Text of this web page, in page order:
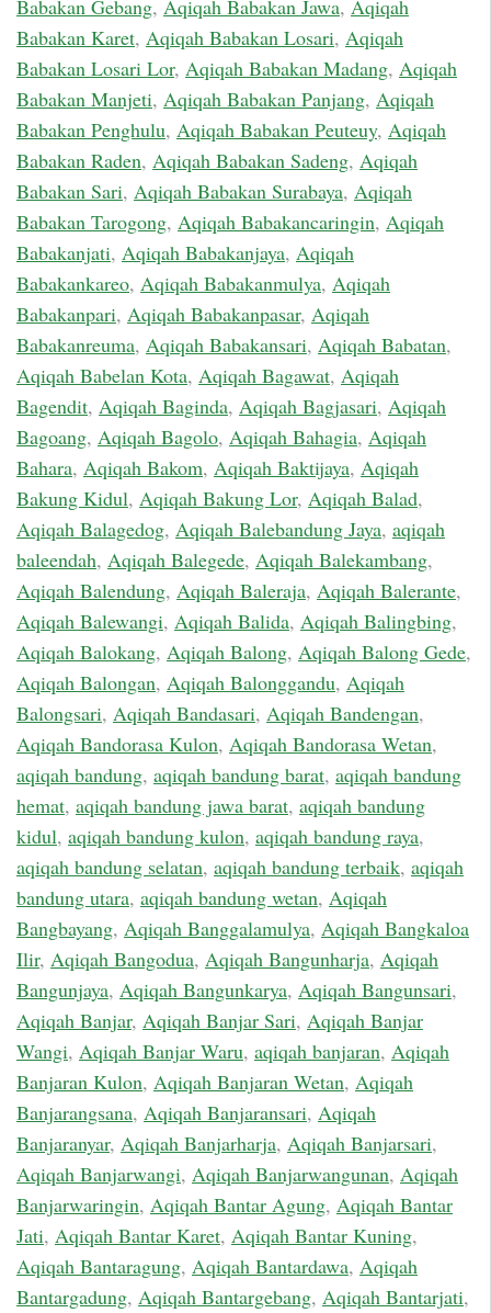
Babakan Gebang, Aqiqah Babakan Jawa, Aqiqah
Babakan Karet, Aqiqah Babakan Losari, Aqiqah
Babakan Losari Lor, Aqiqah Babakan Madang, Aqiqah
Babakan Manjeti, Aqiqah Babakan Panjang, Aqiqah
Babakan Penghulu, Aqiqah Babakan Peuteuy, Aqiqah
Babakan Raden, Aqiqah Babakan Sadeng, Aqiqah
Babakan Sari, Aqiqah Babakan Surabaya, Aqiqah
Babakan Tarogong, Aqiqah Babakancaringin, Aqiqah
Babakanjati, Aqiqah Babakanjaya, Aqiqah
Babakankareo, Aqiqah Babakanmulya, Aqiqah
Babakanpari, Aqiqah Babakanpasar, Aqiqah
Babakanreuma, Aqiqah Babakansari, Aqiqah Babatan,
Aqiqah Babelan Kota, Aqiqah Bagawat, Aqiqah
Bagendit, Aqiqah Baginda, Aqiqah Bagjasari, Aqiqah
Bagoang, Aqiqah Bagolo, Aqiqah Bahagia, Aqiqah
Bahara, Aqiqah Bakom, Aqiqah Baktijaya, Aqiqah
Bakung Kidul, Aqiqah Bakung Lor, Aqiqah Balad,
Aqiqah Balagedog, Aqiqah Balebandung Jaya, aqiqah
baleendah, Aqiqah Balegede, Aqiqah Balekambang,
Aqiqah Balendung, Aqiqah Baleraja, Aqiqah Balerante,
Aqiqah Balewangi, Aqiqah Balida, Aqiqah Balingbing,
Aqiqah Balokang, Aqiqah Balong, Aqiqah Balong Gede,
Aqiqah Balongan, Aqiqah Balonggandu, Aqiqah
Balongsari, Aqiqah Bandasari, Aqiqah Bandengan,
Aqiqah Bandorasa Kulon, Aqiqah Bandorasa Wetan,
aqiqah bandung, aqiqah bandung barat, aqiqah bandung
hemat, aqiqah bandung jawa barat, aqiqah bandung
kidul, aqiqah bandung kulon, aqiqah bandung raya,
aqiqah bandung selatan, aqiqah bandung terbaik, aqiqah
bandung utara, aqiqah bandung wetan, Aqiqah
Bangbayang, Aqiqah Banggalamulya, Aqiqah Bangkaloa
Ilir, Aqiqah Bangodua, Aqiqah Bangunharja, Aqiqah
Bangunjaya, Aqiqah Bangunkarya, Aqiqah Bangunsari,
Aqiqah Banjar, Aqiqah Banjar Sari, Aqiqah Banjar
Wangi, Aqiqah Banjar Waru, aqiqah banjaran, Aqiqah
Banjaran Kulon, Aqiqah Banjaran Wetan, Aqiqah
Banjarangsana, Aqiqah Banjaransari, Aqiqah
Banjaranyar, Aqiqah Banjarharja, Aqiqah Banjarsari,
Aqiqah Banjarwangi, Aqiqah Banjarwangunan, Aqiqah
Banjarwaringin, Aqiqah Bantar Agung, Aqiqah Bantar
Jati, Aqiqah Bantar Karet, Aqiqah Bantar Kuning,
Aqiqah Bantaragung, Aqiqah Bantardawa, Aqiqah
Bantargadung, Aqiqah Bantargebang, Aqiqah Bantarjati,